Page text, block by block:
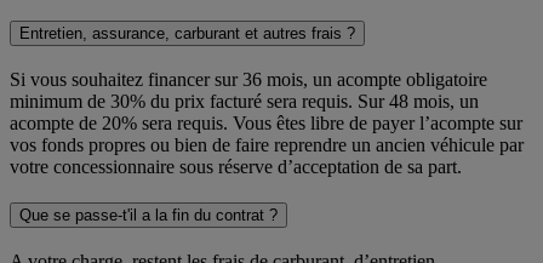
Entretien, assurance, carburant et autres frais ?
Si vous souhaitez financer sur 36 mois, un acompte obligatoire
minimum de 30% du prix facturé sera requis. Sur 48 mois, un
acompte de 20% sera requis. Vous êtes libre de payer l’acompte sur
vos fonds propres ou bien de faire reprendre un ancien véhicule par
votre concessionnaire sous réserve d’acceptation de sa part.
Que se passe-t'il a la fin du contrat ?